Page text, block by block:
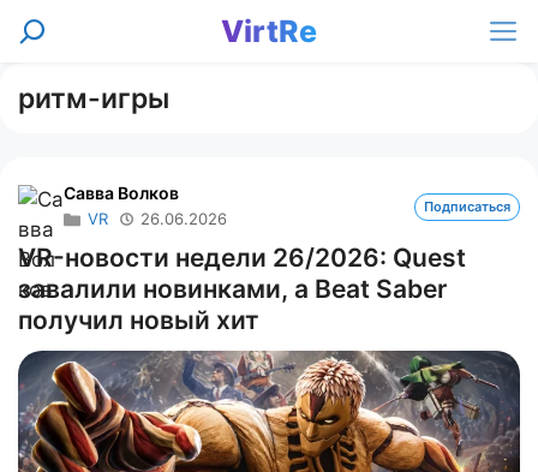
Перейти
VirtRe
Поиск
ритм-игры
Савва Волков
VR 26.06.2026
Подписаться
VR-новости недели 26/2026: Quest
завалили новинками, а Beat Saber
получил новый хит